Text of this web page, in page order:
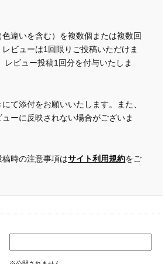
違いを含む）を複数個または複数回
ビューは1回限りご投稿いただけま
ビュー投稿1回分を付与いたしま
て添付をお願いいたします。また、
ーに反映されない場合がございま
時の注意事項はサイト利用規約をご